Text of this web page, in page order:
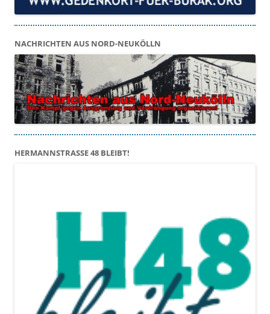
NACHRICHTEN AUS NORD-NEUKÖLLN
HERMANNSTRASSE 48 BLEIBT!